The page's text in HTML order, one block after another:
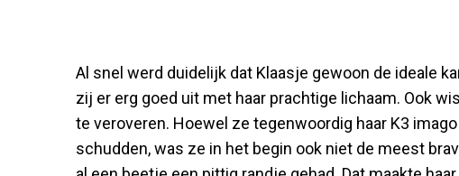
Al snel werd duidelijk dat Klaasje gewoon de ideale
zij er erg goed uit met haar prachtige lichaam. Ook
te veroveren. Hoewel ze tegenwoordig haar K3
schudden, was ze in het begin ook niet de meest